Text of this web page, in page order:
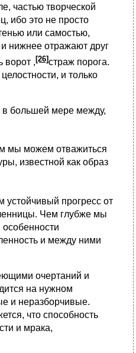
частью творческой
ибо это не просто
или самостью,
нижнее отражают друг
ворот ,[26]страж порога.
и только
большей мере между,
мы можем отважиться
известной как образ
прогресс от
Чем глубже мы
и между ними
очертаний и
на нужном
и неразборчивые.
что способность
и мрака,